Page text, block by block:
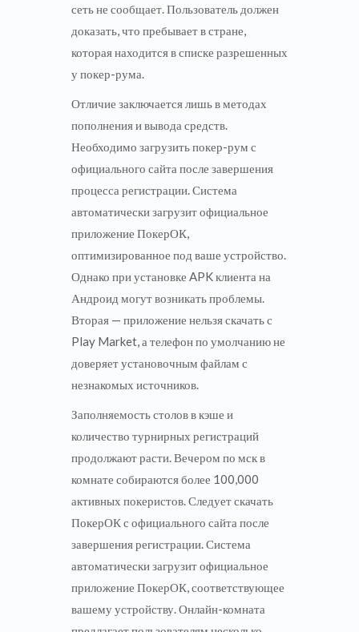
сеть не сообщает. Пользователь должен
доказать, что пребывает в стране,
которая находится в списке разрешенных
у покер-рума.
Отличие заключается лишь в методах
пополнения и вывода средств.
Необходимо загрузить покер-рум с
официального сайта после завершения
процесса регистрации. Система
автоматически загрузит официальное
приложение ПокерОК,
оптимизированное под ваше устройство.
Однако при установке APK клиента на
Андроид могут возникать проблемы.
Вторая — приложение нельзя скачать с
Play Market, а телефон по умолчанию не
доверяет установочным файлам с
незнакомых источников.
Заполняемость столов в кэше и
количество турнирных регистраций
продолжают расти. Вечером по мск в
комнате собираются более 100,000
активных покеристов. Следует скачать
ПокерОК с официального сайта после
завершения регистрации. Система
автоматически загрузит официальное
приложение ПокерОК, соответствующее
вашему устройству. Онлайн-комната